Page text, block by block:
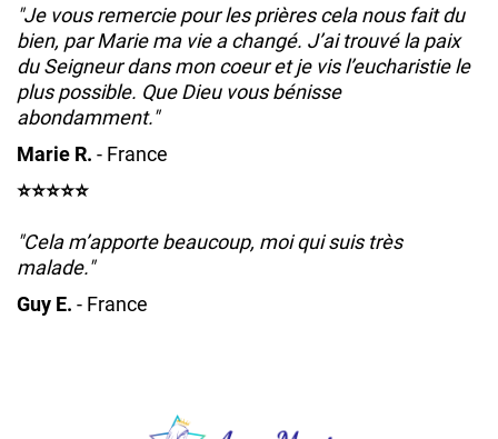
"Je vous remercie pour les prières cela nous fait du
bien, par Marie ma vie a changé. J’ai trouvé la paix
du Seigneur dans mon coeur et je vis l’eucharistie le
plus possible. Que Dieu vous bénisse
abondamment."
Marie R. - France
⭐️⭐️⭐️⭐️⭐️
"Cela m’apporte beaucoup, moi qui suis très
malade."
Guy E. - France